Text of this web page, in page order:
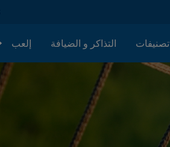
تصنيفات التذاكر و الضيافة إلعب